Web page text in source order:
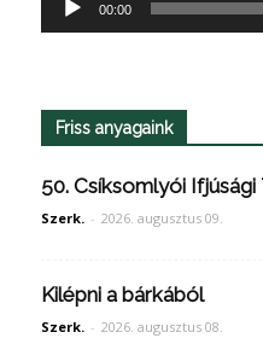
00:00
Friss anyagaink
50. Csíksomlyói
Szerk. - 2026. augusztus 09.
Kilépni a bárkából
Szerk. - 2026. augusztus 08.